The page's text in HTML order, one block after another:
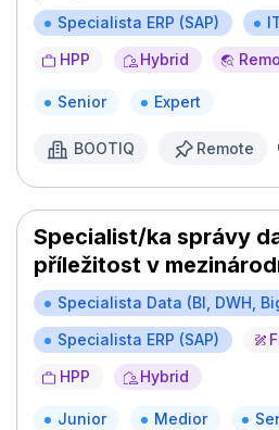
Specialista ERP (SAP)
HPP
Hybrid
Senior Expert
BOOTIQ Remote
Specialist/ka správy
příležitost v
Specialista Data (BI, DWH,
Specialista ERP (SAP)
HPP
Hybrid
Junior Medior